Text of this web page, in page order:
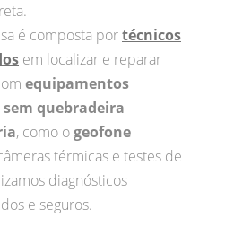
é composta portécnicos
em localizar e reparar
equipamentos
quebradeira
, como ogeofone
térmicas e testes de
diagnósticos
e seguros.